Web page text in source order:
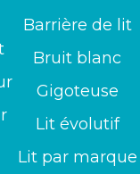
Barrière de lit
Bruit blanc
Gigoteuse
Lit évolutif
Lit par marque